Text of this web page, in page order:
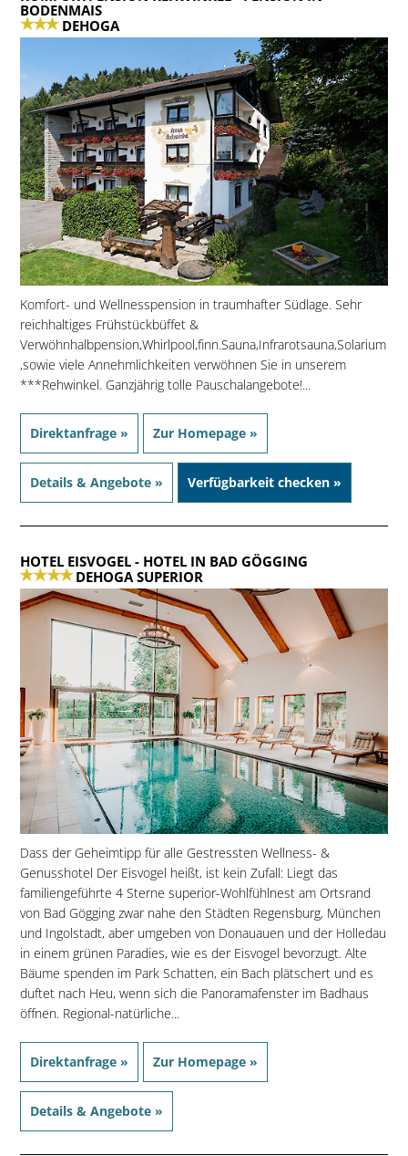
BODENMAIS
DEHOGA
Komfort- und Wellnesspension in traumhafter Südlage. Sehr
reichhaltiges Frühstückbüffet &
Verwöhnhalbpension,Whirlpool,finn.Sauna,Infrarotsauna,Solarium
,sowie viele Annehmlichkeiten verwöhnen Sie in unserem
***Rehwinkel. Ganzjährig tolle Pauschalangebote!...
Direktanfrage » Zur Homepage »
Details & Angebote » Verfügbarkeit checken »
HOTEL EISVOGEL- HOTEL IN BAD GÖGGING
DEHOGA SUPERIOR
Dass der Geheimtipp für alle Gestressten Wellness- &
Genusshotel Der Eisvogel heißt, ist kein Zufall: Liegt das
familiengeführte 4 Sterne superior-Wohlfühlnest am Ortsrand
von Bad Gögging zwar nahe den Städten Regensburg, München
und Ingolstadt, aber umgeben von Donauauen und der Holledau
in einem grünen Paradies, wie es der Eisvogel bevorzugt. Alte
Bäume spenden im Park Schatten, ein Bach plätschert und es
duftet nach Heu, wenn sich die Panoramafenster im Badhaus
öffnen. Regional-natürliche...
Direktanfrage » Zur Homepage »
Details & Angebote »